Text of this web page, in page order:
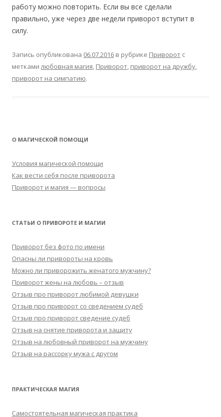
работу можно повторить. Если вы все сделали
правильно, уже через две недели приворот вступит в
силу.
Запись опубликована 06.07.2016 в рубрике Приворот с
меткамилюбовная магия, Приворот, приворот на дружбу,
приворот на симпатию.
О МАГИЧЕСКОЙ ПОМОЩИ
Условия магической помощи
Как вести себя после приворота
Приворот и магия — вопросы
СТАТЬИ О ПРИВОРОТЕ И МАГИИ
Приворот без фото по имени
Опасны ли привороты на кровь
Можно ли приворожить женатого мужчину?
Приворот жены на любовь – отзыв
Отзыв про приворот любимой девушки
Отзыв про приворот со сведением судеб
Отзыв про приворот сведение судеб
Отзыв на снятие приворота и защиту
Отзыв на любовный приворот на мужчину
Отзыв на рассорку мужа с другом
ПРАКТИЧЕСКАЯ МАГИЯ
Самостоятельная магическая практика